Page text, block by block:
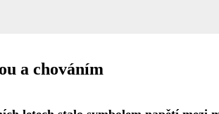
a chováním